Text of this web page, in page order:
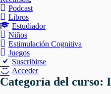
Mostrar
el
Podcast
Libros
Estudiador
Niños
Estimulación Cognitiva
Juegos
Suscribirse
Acceder
Categoría del curso: